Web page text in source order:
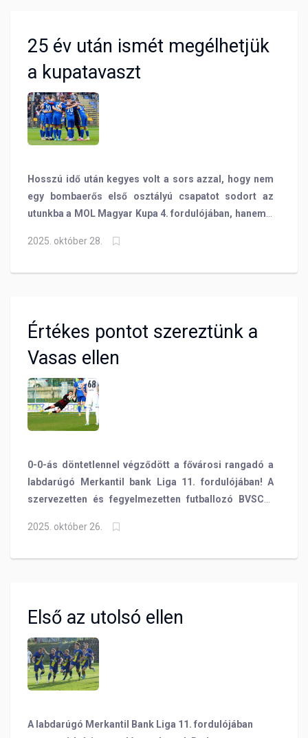
25 év után ismét megélhetjük
a kupatavaszt
Hosszú idő után kegyes volt a sors azzal, hogy nem
egy bombaerős első osztályú csapatot sodort az
utunkba a MOL Magyar Kupa 4. fordulójában, hanem a
ismét.
2025. október 28.
Értékes pontot szereztünk a
Vasas ellen
0-0-ás döntetlennel végződött a fővárosi rangadó a
labdarúgó Merkantil bank Liga 11. fordulójában! A
szervezetten és fegyelmezetten futballozó BVSC-n
birtokolta a labdát és több helyzetet is dolgozott ki,
2025. október 26.
Első az utolsó ellen
A labdarúgó Merkantil Bank Liga 11. fordulójában